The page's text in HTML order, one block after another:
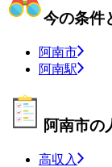
今の条件
阿南市
阿南駅
阿南市の
高収入